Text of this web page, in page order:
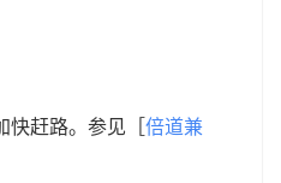
快赶路。参见［倍道兼